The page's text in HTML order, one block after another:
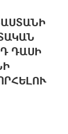
ԴԱՍԻ